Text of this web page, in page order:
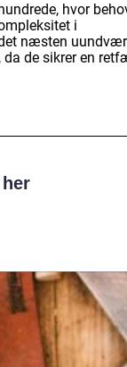
hvor
i
næsten
da de sikrer en